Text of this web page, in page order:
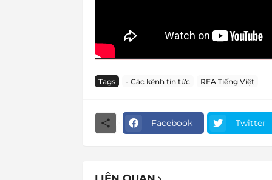
Tags - Các kênh tin tức RFA Tiếng Việt
Facebook Twitter